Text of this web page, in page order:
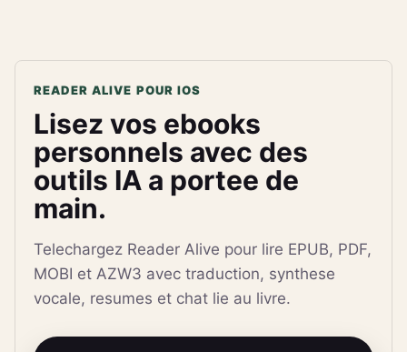
READER ALIVE POUR IOS
Lisez vos ebooks
personnels avec des
outils IA a portee de
main.
Telechargez Reader Alive pour lire EPUB, PDF,
MOBI et AZW3 avec traduction, synthese
vocale, resumes et chat lie au livre.